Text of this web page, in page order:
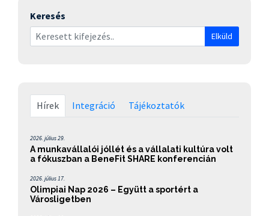
Keresés
Elküld
Hírek Integráció Tájékoztatók
2026. július 29.
A munkavállalói jóllét és a vállalati kultúra volt
a fókuszban a BeneFit SHARE konferencián
2026. július 17.
Olimpiai Nap 2026 – Együtt a sportért a
Városligetben